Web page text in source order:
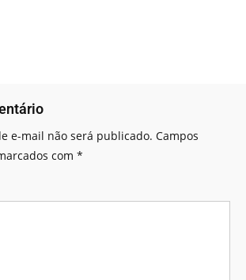
e-mail não será publicado. Campos
com *